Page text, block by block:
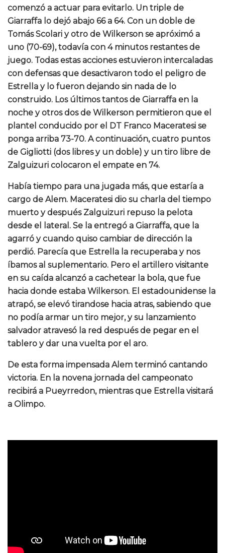
comenzó a actuar para evitarlo. Un triple de
Giarraffa lo dejó abajo 66 a 64. Con un doble de
Tomás Scolari y otro de Wilkerson se apróximó a
uno (70-69), todavía con 4 minutos restantes de
juego. Todas estas acciones estuvieron intercaladas
con defensas que desactivaron todo el peligro de
Estrella y lo fueron dejando sin nada de lo
construido. Los últimos tantos de Giarraffa en la
noche y otros dos de Wilkerson permitieron que el
plantel conducido por el DT Franco Maceratesi se
ponga arriba 73-70. A continuación, cuatro puntos
de Gigliotti (dos libres y un doble) y un tiro libre de
Zalguizuri colocaron el empate en 74.
Había tiempo para una jugada más, que estaría a
cargo de Alem. Maceratesi dio su charla del tiempo
muerto y después Zalguizuri repuso la pelota
desde el lateral. Se la entregó a Giarraffa, que la
agarró y cuando quiso cambiar de dirección la
perdió. Parecía que Estrella la recuperaba y nos
íbamos al suplementario. Pero el artillero visitante
en su caída alcanzó a cachetear la bola, que fue
hacia donde estaba Wilkerson. El estadounidense la
atrapó, se elevó tirandose hacia atras, sabiendo que
no podía armar un tiro mejor, y su lanzamiento
salvador atravesó la red después de pegar en el
tablero y dar una vuelta por el aro.
De esta forma impensada Alem terminó cantando
victoria. En la novena jornada del campeonato
recibirá a Pueyrredon, mientras que Estrella visitará
a Olimpo.